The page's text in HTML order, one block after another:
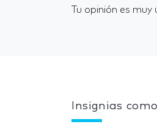
Tu opinión es
Insignias